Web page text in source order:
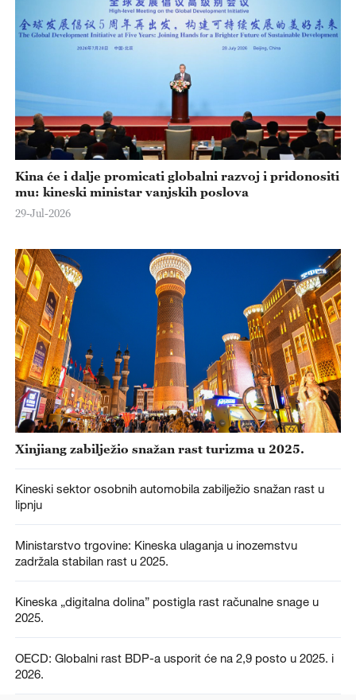
Kina će i dalje promicati globalni razvoj i pridonositi
mu: kineski ministar vanjskih poslova
29-Jul-2026
Xinjiang zabilježio snažan rast turizma u 2025.
Kineski sektor osobnih automobila zabilježio snažan rast u
lipnju
Ministarstvo trgovine: Kineska ulaganja u inozemstvu
zadržala stabilan rast u 2025.
Kineska „digitalna dolina” postigla rast računalne snage u
2025.
OECD: Globalni rast BDP-a usporit će na 2,9 posto u 2025. i
2026.